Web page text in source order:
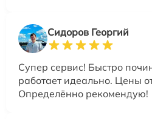
Сидоров Георгий
Супер сервис! Быстро
работает идеально. Цены
Определённо рекомендую!